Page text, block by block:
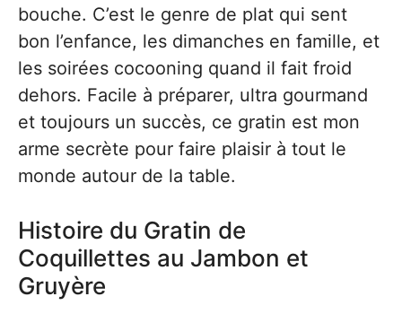
bouche. C’est le genre de plat qui sent
bon l’enfance, les dimanches en famille, et
les soirées cocooning quand il fait froid
dehors. Facile à préparer, ultra gourmand
et toujours un succès, ce gratin est mon
arme secrète pour faire plaisir à tout le
monde autour de la table.
Histoire du Gratin de
Coquillettes au Jambon et
Gruyère